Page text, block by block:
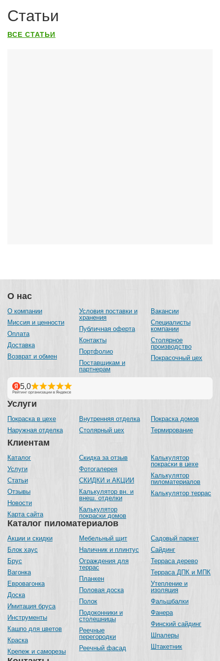
Статьи
ВСЕ СТАТЬИ
О нас
О компании
Миссия и ценности
Оплата
Доставка
Возврат и обмен
Условия поставки и
хранения
Публичная оферта
Контакты
Портфолио
Поставщикам и
партнерам
Вакансии
Специалисты
компании
Столярное
производство
Покрасочный цех
Каталог пиломатериалов
Акции и скидки
Блок хаус
Брус
Вагонка
Евровагонка
Доска
Имитация бруса
Инструменты
Кашпо для цветов
Краска
Крепеж и саморезы
Мебельный щит
Наличник и плинтус
Ограждения для
террас
Планкен
Половая доска
Полок
Подоконники и
столешницы
Реечные
перегородки
Реечный фасад
Садовый паркет
Сайдинг
Терраса дерево
Терраса ДПК и МПК
Утепление и
изоляция
Фальшбалки
Фанера
Финский сайдинг
Шпалеры
Штакетник
Услуги
Покраска в цехе
Наружная отделка
Внутренняя отделка
Столярный цех
Покраска домов
Термирование
Клиентам
Каталог
Услуги
Статьи
Отзывы
Новости
Карта сайта
Скидка за отзыв
Фотогалерея
СКИДКИ и АКЦИИ
Калькулятор вн. и
внеш. отделки
Калькулятор
покраски домов
Калькулятор
покраски в цехе
Калькулятор
пиломатериалов
Калькулятор террас